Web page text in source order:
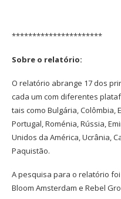
**********************
Sobre o relatório:
O relatório abrange 17 dos
cada um com diferentes
tais como Bulgária, Colômbia,
Portugal, Roménia, Rússia,
Unidos da América, Ucrânia,
Paquistão.
A pesquisa para o relatório
Bloom Amsterdam e Rebel